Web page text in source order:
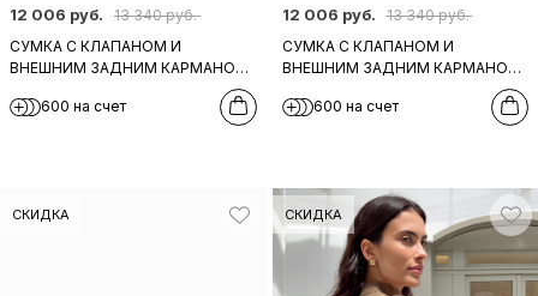
12 006 руб.
13 340 руб.
СУМКА С КЛАПАНОМ И
ВНЕШНИМ ЗАДНИМ КАРМАНОМ
НАТУРАЛЬНОЙ КРАСНОЙ КОЖИ
600 на счет
12 006 руб.
13 340 руб.
СУМКА С КЛАПАНОМ И
ВНЕШНИМ ЗАДНИМ КАРМАНОМ
НАТУРАЛЬНОЙ ЧЕРНОЙ КОЖИ
600 на счет
СКИДКА СКИДКА